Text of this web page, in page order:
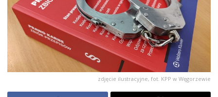
zdjęcie ilustracyjne, fot. KPP w Węgorzewie